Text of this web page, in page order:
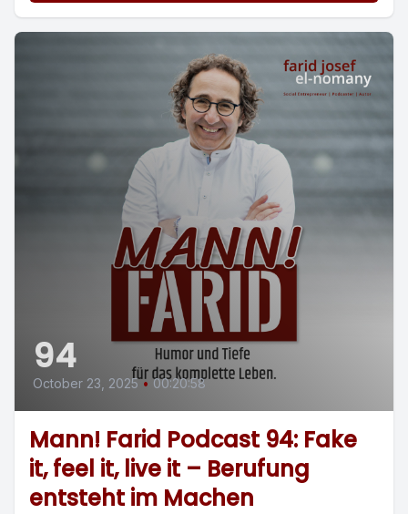
94
October 23, 2025 • 00:20:58
Mann! Farid Podcast 94: Fake
it, feel it, live it – Berufung
entsteht im Machen